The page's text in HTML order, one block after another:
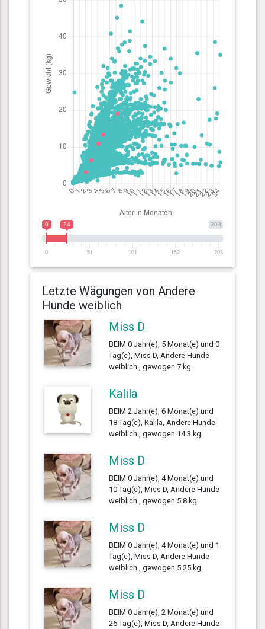
203
0 24
0 51 101 152 203
Letzte Wägungen von Andere
Hunde weiblich
Miss D
BEIM 0 Jahr(e), 5 Monat(e) und 0
Tag(e), Miss D, Andere Hunde
weiblich , gewogen 7 kg.
Kalila
BEIM 2 Jahr(e), 6 Monat(e) und
18 Tag(e), Kalila, Andere Hunde
weiblich , gewogen 14.3 kg.
Miss D
BEIM 0 Jahr(e), 4 Monat(e) und
10 Tag(e), Miss D, Andere Hunde
weiblich , gewogen 5.8 kg.
Miss D
BEIM 0 Jahr(e), 4 Monat(e) und 1
Tag(e), Miss D, Andere Hunde
weiblich , gewogen 5.25 kg.
Miss D
BEIM 0 Jahr(e), 2 Monat(e) und
26 Tag(e), Miss D, Andere Hunde